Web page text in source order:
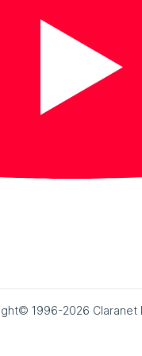
1996-2026 Claranet